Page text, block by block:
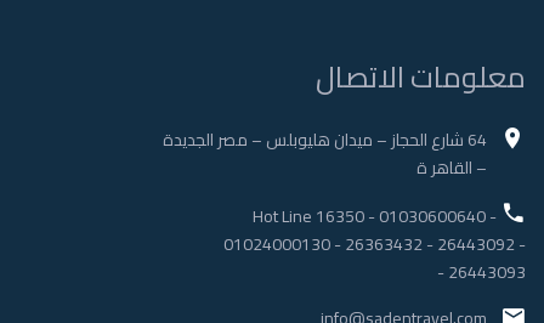
معلومات الاتصال
64 شارع الحجاز – ميدان هليوبلس – مصر الجديدة
– القاهر ة
Hot Line 16350-01030600640-
01024000130-26363432-26443092-
26443093
-